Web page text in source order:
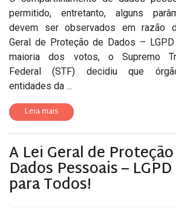
permitido, entretanto, alguns
devem ser observados em razão
Geral de Proteção de Dados –
maioria dos votos, o Supremo
Federal (STF) decidiu que
entidades da ...
Leia mais
A Lei Geral de
Dados Pessoais –
para Todos!